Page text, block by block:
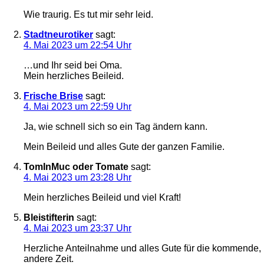
Wie traurig. Es tut mir sehr leid.
Stadtneurotiker sagt:
4. Mai 2023 um 22:54 Uhr
…und Ihr seid bei Oma.
Mein herzliches Beileid.
Frische Brise sagt:
4. Mai 2023 um 22:59 Uhr
Ja, wie schnell sich so ein Tag ändern kann.
Mein Beileid und alles Gute der ganzen Familie.
TomInMuc oder Tomate sagt:
4. Mai 2023 um 23:28 Uhr
Mein herzliches Beileid und viel Kraft!
Bleistifterin sagt:
4. Mai 2023 um 23:37 Uhr
Herzliche Anteilnahme und alles Gute für die kommende,
andere Zeit.